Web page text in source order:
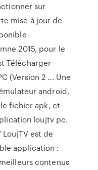
sur
mise à jour de
2015, pour le
Télécharger
(Version 2 ... Une
android,
fichier apk, et
loujtv pc.
LoujTV est de
application :
contenus